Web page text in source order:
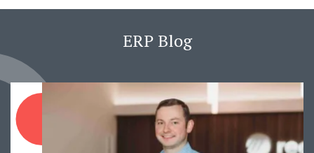
ERP Blog